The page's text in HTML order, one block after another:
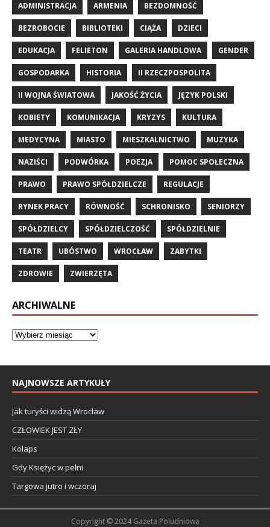
ADMINISTRACJA ARMENIA BEZDOMNOŚĆ
BEZROBOCIE BIBLIOTEKI CIĄŻA DZIECI
EDUKACJA FELIETON GALERIA HANDLOWA GENDER
GOSPODARKA HISTORIA II RZECZPOSPOLITA
II WOJNA ŚWIATOWA JAKOŚĆ ŻYCIA JĘZYK POLSKI
KOBIETY KOMUNIKACJA KRYZYS KULTURA
MEDYCYNA MIASTO MIESZKALNICTWO MUZYKA
NAZIŚCI PODWÓRKA POEZJA POMOC SPOŁECZNA
PRAWO PRAWO SPÓŁDZIELCZE REGULACJE
RYNEK PRACY RÓWNOŚĆ SCHRONISKO SENIORZY
SPÓŁDZIELCY SPÓŁDZIELCZOŚĆ SPÓŁDZIELNIE
TEATR UBÓSTWO WROCŁAW ZABYTKI
ZDROWIE ZWIERZĘTA
ARCHIWALNE
NAJNOWSZE ARTYKUŁY
Jak turyści widzą Wrocław
CZŁOWIEK JEST ZŁY
Kolaps
Gdy Księżyc w pełni
Targowa jutro i wczoraj
Copyright © 2024 Gazeta Poludniowa